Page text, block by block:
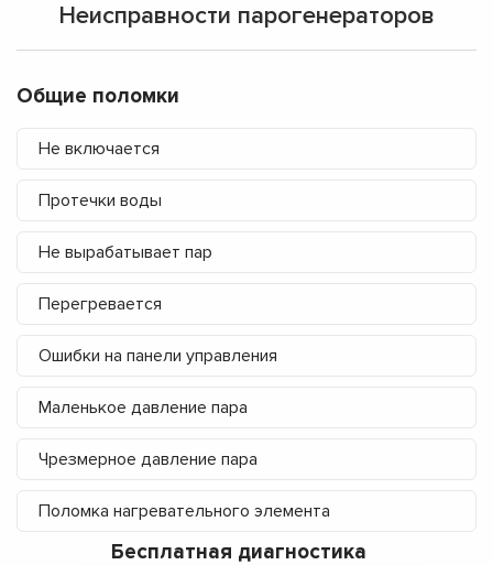
Неисправности парогенераторов
Общие поломки
Не включается
Протечки воды
Не вырабатывает пар
Перегревается
Ошибки на панели управления
Маленькое давление пара
Чрезмерное давление пара
Поломка нагревательного элемента
Бесплатная диагностика